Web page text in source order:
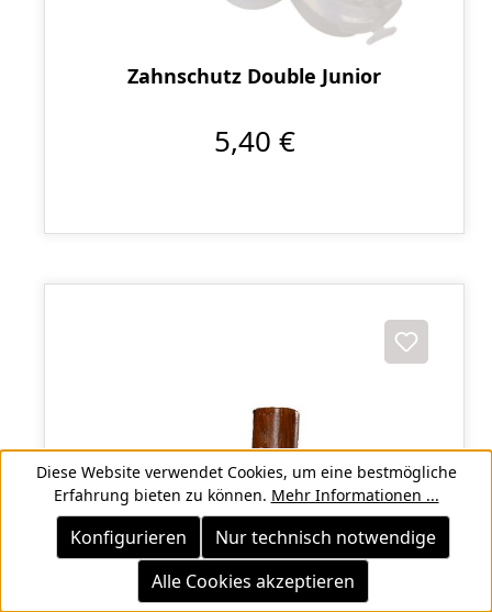
Zahnschutz Double Junior
5,40 €
Diese Website verwendet Cookies, um eine bestmögliche
Erfahrung bieten zu können. Mehr Informationen ...
Nur technisch notwendige
Konfigurieren
Alle Cookies akzeptieren